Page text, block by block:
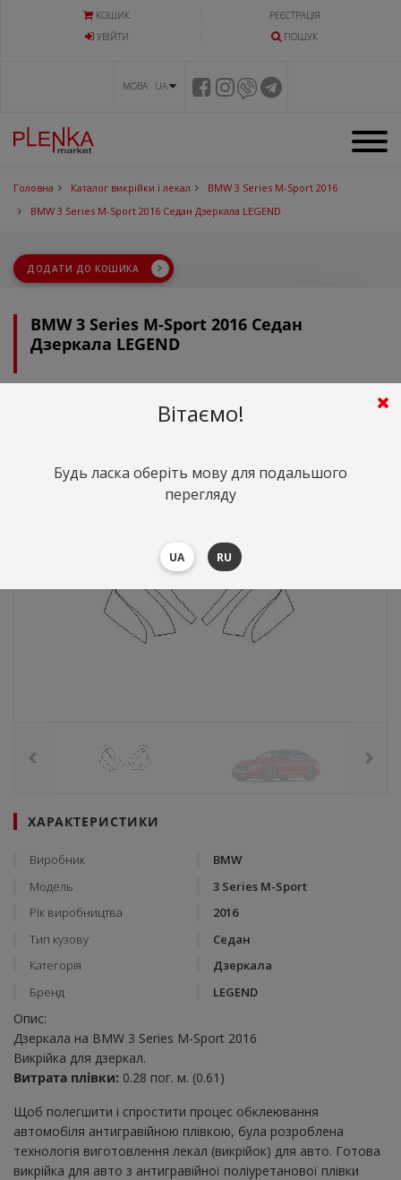
КОШИК
РЕЄСТРАЦІЯ
УВIЙТИ
ПОШУК
МОВА UA
Головна Каталог викрійки і лекал
BMW 3 Series M-Sport 2016
BMW 3 Series M-Sport 2016 Седан Дзеркала LEGEND
ДОДАТИ ДО КОШИКА
BMW 3 Series M-Sport 2016 Седан
Дзеркала LEGEND
грн.
ХАРАКТЕРИСТИКИ
Виробник
BMW
Модель
3 Series M-Sport
Рік виробництва
2016
Тип кузову
Седан
Категорія
Дзеркала
Бренд
LEGEND
Опис:
Дзеркала на BMW 3 Series M-Sport 2016
Викрійка для дзеркал.
Витрата плівки: 0.28 пог. м. (0.61)
Щоб полегшити і спростити процес обклеювання
автомобіля антигравійною плівкою, була розроблена
технологія виготовлення лекал (викрійок) для авто. Готова
викрійка для авто з антигравійної поліуретанової плівки
Вітаємо!
Будь ласка оберіть мову для подальшого
перегляду
UA RU